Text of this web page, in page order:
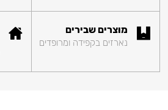
מוצרים שבירים
נארזים בקפידה ומרופדים